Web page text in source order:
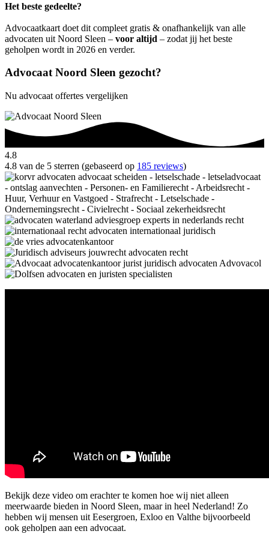
Het beste gedeelte?
Advocaatkaart doet dit compleet gratis & onafhankelijk van alle
advocaten uit Noord Sleen – voor altijd – zodat jij het beste
geholpen wordt in 2026 en verder.
Advocaat Noord Sleen gezocht?
Nu advocaat offertes vergelijken
4.8
4.8 van de 5 sterren (gebaseerd op 185 reviews)
Bekijk deze video om erachter te komen hoe wij niet alleen
meerwaarde bieden in Noord Sleen, maar in heel Nederland! Zo
hebben wij mensen uit Eesergroen, Exloo en Valthe bijvoorbeeld
ook geholpen aan een advocaat.